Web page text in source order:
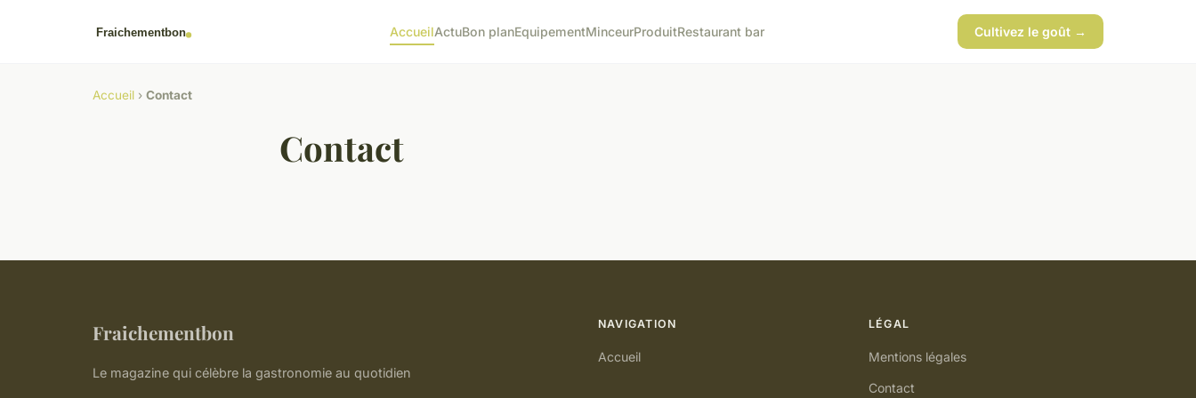
AccueilActuBon planEquipementMinceurProduitRestaurant bar Cultivez le goût →
Accueil › Contact
Contact
Fraichementbon
Le magazine qui célèbre la gastronomie au quotidien
NAVIGATION
Accueil
LÉGAL
Mentions légales
Contact